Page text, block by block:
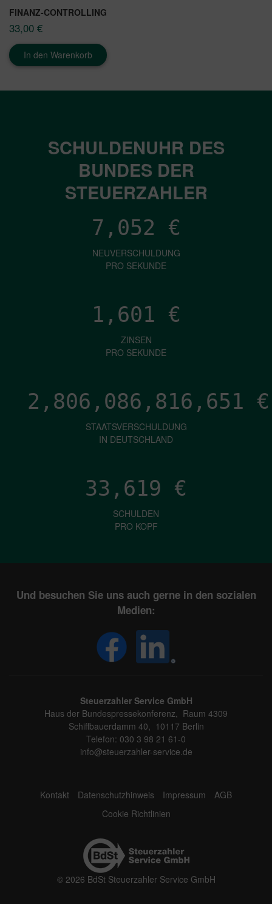
FINANZ-CONTROLLING
33,00 €
In den Warenkorb
SCHULDENUHR DES
BUNDES DER
STEUERZAHLER
7,052 €
NEUVERSCHULDUNG
PRO SEKUNDE
1,601 €
ZINSEN
PRO SEKUNDE
2,806,086,819,197 €
STAATSVERSCHULDUNG
IN DEUTSCHLAND
33,619 €
SCHULDEN
PRO KOPF
Und besuchen Sie uns auch gerne in den sozialen
Medien:
Steuerzahler Service GmbH
Haus der Bundespressekonferenz, Raum 4309
Schiffbauerdamm 40, 10117 Berlin
Telefon: 030 3 98 21 61-0
info@steuerzahler-service.de
Kontakt Datenschutzhinweis Impressum
AGB
Cookie Richtlinien
© 2026 BdSt Steuerzahler Service GmbH